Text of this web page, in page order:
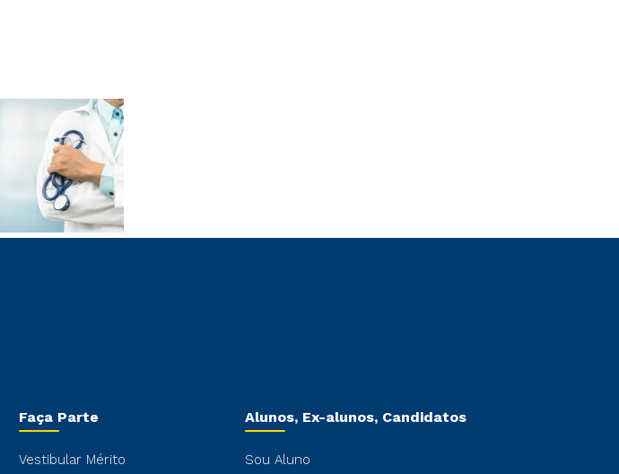
Faça Parte
Vestibular Mérito
Alunos, Ex-alunos, Candidatos
Sou Aluno